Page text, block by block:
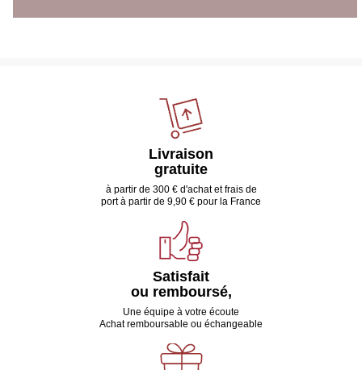
Livraison
gratuite
à partir de 300 € d'achat et frais de
port à partir de 9,90 € pour la France
Satisfait
ou remboursé,
Une équipe à votre écoute
Achat remboursable ou échangeable